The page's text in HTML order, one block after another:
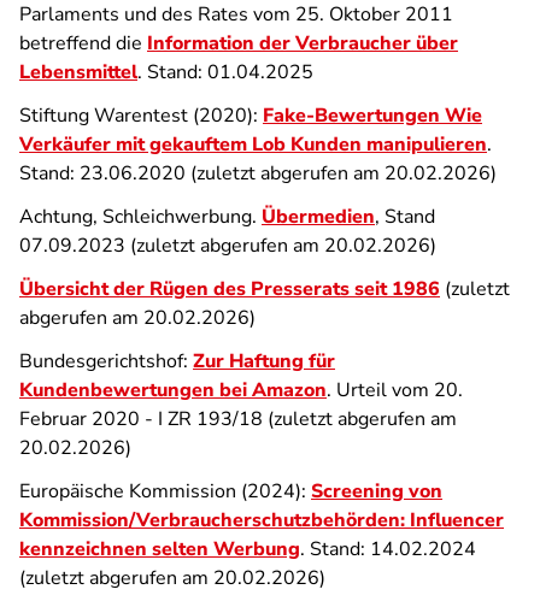
Parlaments und des Rates vom 25. Oktober 2011
betreffend die Information der Verbraucher über
Lebensmittel. Stand: 01.04.2025
Stiftung Warentest (2020): Fake-Bewertungen Wie
Verkäufer mit gekauftem Lob Kunden manipulieren.
Stand: 23.06.2020 (zuletzt abgerufen am 20.02.2026)
Achtung, Schleichwerbung. Übermedien, Stand
07.09.2023 (zuletzt abgerufen am 20.02.2026)
Übersicht der Rügen des Presserats seit 1986 (zuletzt
abgerufen am 20.02.2026)
Bundesgerichtshof: Zur Haftung für
Kundenbewertungen bei Amazon. Urteil vom 20.
Februar 2020 - I ZR 193/18 (zuletzt abgerufen am
20.02.2026)
Europäische Kommission (2024): Screening von
Kommission/Verbraucherschutzbehörden: Influencer
kennzeichnen selten Werbung. Stand: 14.02.2024
(zuletzt abgerufen am 20.02.2026)